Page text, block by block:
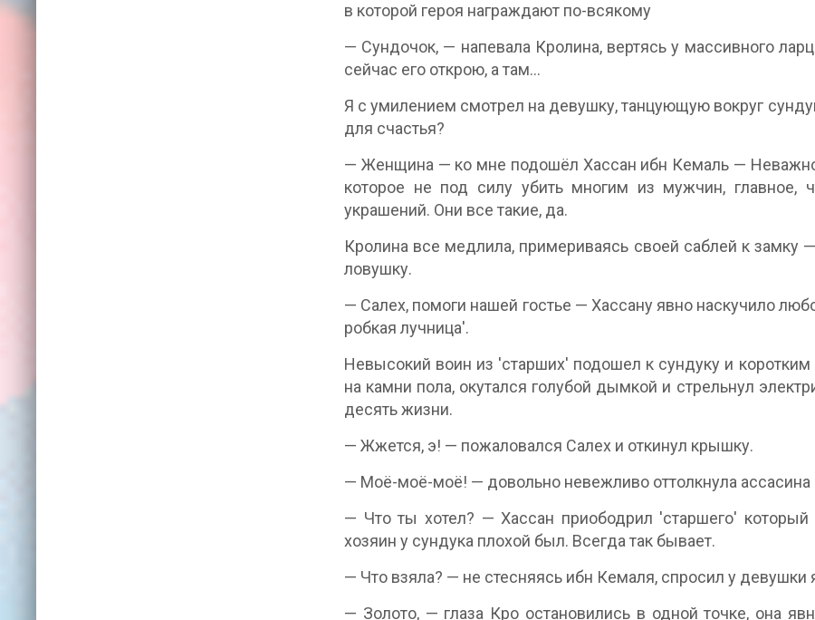
в которой героя награждают по-всякому
— Сундочок, — напевала Кролина, вертясь у массивного
сейчас его открою, а там...
Я с умилением смотрел на девушку, танцующую вокруг
для счастья?
— Женщина — ко мне подошёл Хассан ибн Кемаль —
которое не под силу убить многим из мужчин, главное,
украшений. Они все такие, да.
Кролина все медлила, примериваясь своей саблей к замку
ловушку.
— Салех, помоги нашей гостье — Хассану явно наскучило
робкая лучница'.
Невысокий воин из 'старших' подошел к сундуку и
на камни пола, окутался голубой дымкой и стрельнул
десять жизни.
— Жжется, э! — пожаловался Салех и откинул крышку.
— Моё-моё-моё! — довольно невежливо оттолкнула ассасина
— Что ты хотел? — Хассан приободрил 'старшего'
хозяин у сундука плохой был. Всегда так бывает.
— Что взяла? — не стесняясь ибн Кемаля, спросил у девушки
— Золото, — глаза Кро остановились в одной точке, она